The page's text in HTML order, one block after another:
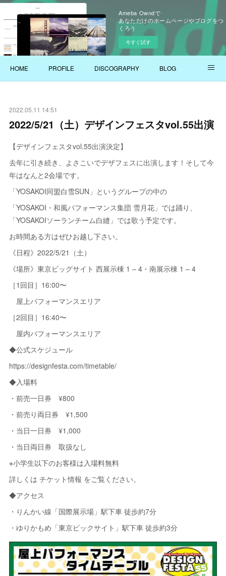
Ameba Owndで
あなただけのホームページやブログをつ
くろう
今すぐ試す
HOME PROFILE DISCOGRAPHY BLOG
2022.05.11 14:51
2022/5/21（土）デザインフェスタvol.55出演
【デザインフェスタvol.55出演決定】
去年に引き続き、よさこいでデザフェスに出演します！そして今
年はなんと2会場です。
「YOSAKOI同盟白雪SUN」というグループの中の
「YOSAKOI・和風パフォーマンス集団 雪月花」では踊り、
「YOSAKOIソーランチーム白縫」では歌う予定です。
お時間ある方はぜひお越し下さい。
《日程》2022/5/21（土）
《場所》東京ビッグサイト 西展示棟 1 – 4・南展示棟 1 – 4
［1回目］16:00〜
屋上パフォーマンスエリア
［2回目］16:40〜
屋内パフォーマンスエリア
◆公式スケジュール
https://designfesta.com/timetable/
◆入場料
・前売一日券 ¥800
・前売り両日券 ¥1,500
・当日一日券 ¥1,000
・当日両日券 取扱なし
※小学生以下のお客様は入場料無料
詳しくは チケット情報 をご覧ください。
◆アクセス
・りんかい線「国際展示場」駅下車 徒歩約7分
・ゆりかもめ「東京ビックサイト」駅下車 徒歩約3分